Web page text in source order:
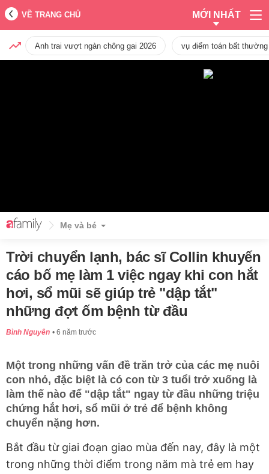
VỀ TRANG CHỦ MỚI NHẤT
Anh trai vượt ngàn chông gai 2026 vụ điểm toán bất
Mẹ và bé
Trời chuyển lạnh, bác sĩ Collin khuyến
cáo bố mẹ làm 1 việc ngay khi con hắt
hơi, sổ mũi sẽ giúp trẻ "dập tắt"
những đợt ốm bệnh từ đầu
Bình Nguyên 6 năm trước
Một trong những vấn đề trăn trở của các mẹ nuôi
con nhỏ, đặc biệt là có con từ 3 tuổi trở xuống là
làm thế nào để "dập tắt" ngay từ đầu những triệu
chứng hắt hơi, sổ mũi ở trẻ để bệnh không
chuyển nặng hơn.
Bắt đầu từ giai đoạn giao mùa đến nay, đây là một
trong những thời điểm trong năm mà trẻ em hay